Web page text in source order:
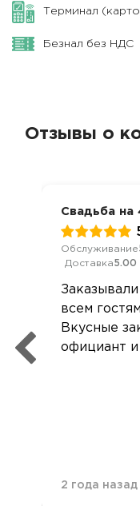
Терминал
Безнал без НДС
Отзывы о
Свадьба на
Обслуживание
Доставка5.00
всем
Вкусные
официант
2 года назад